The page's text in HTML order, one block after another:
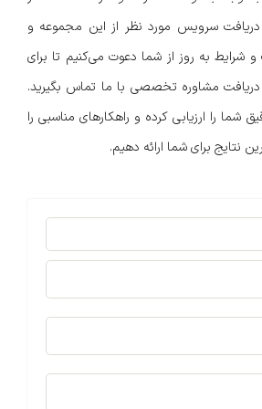
دریافت سرویس مورد نظر از این مجموعه و
و شرایط به روز از شما دعوت می‌کنیم تا برای
مشاوره تخصصی با ما تماس بگیرید.
شما را ارزیابی کرده و راهکارهای مناسبی را
نتایج برای شما ارائه دهیم.